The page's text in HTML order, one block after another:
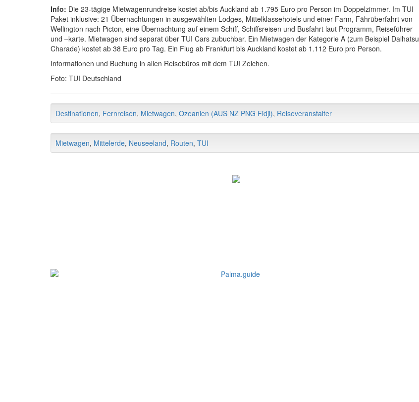
Info: Die 23-tägige Mietwagenrundreise kostet ab/bis Auckland ab 1.795 Euro pro Person im Doppelzimmer. Im TUI
Paket inklusive: 21 Übernachtungen in ausgewählten Lodges, Mittelklassehotels und einer Farm, Fährüberfahrt von
Wellington nach Picton, eine Übernachtung auf einem Schiff, Schiffsreisen und Busfahrt laut Programm, Reiseführer
und –karte. Mietwagen sind separat über TUI Cars zubuchbar. Ein Mietwagen der Kategorie A (zum Beispiel Daihatsu
Charade) kostet ab 38 Euro pro Tag. Ein Flug ab Frankfurt bis Auckland kostet ab 1.112 Euro pro Person.
Informationen und Buchung in allen Reisebüros mit dem TUI Zeichen.
Foto: TUI Deutschland
Destinationen, Fernreisen, Mietwagen, Ozeanien (AUS NZ PNG Fidji), Reiseveranstalter
Mietwagen, Mittelerde, Neuseeland, Routen, TUI